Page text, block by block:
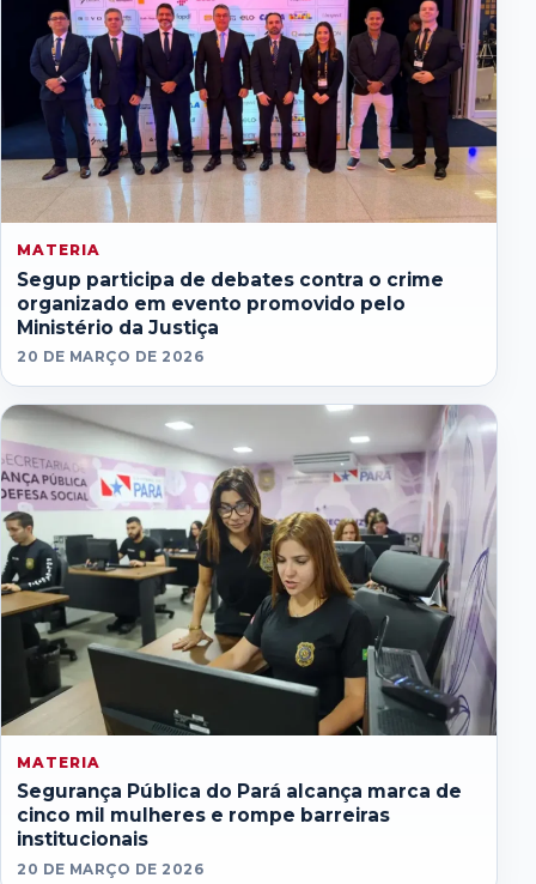
MATERIA
Segup participa de debates contra o crime
organizado em evento promovido pelo
Ministério da Justiça
20 DE MARÇO DE 2026
MATERIA
Segurança Pública do Pará alcança marca de
cinco mil mulheres e rompe barreiras
institucionais
20 DE MARÇO DE 2026